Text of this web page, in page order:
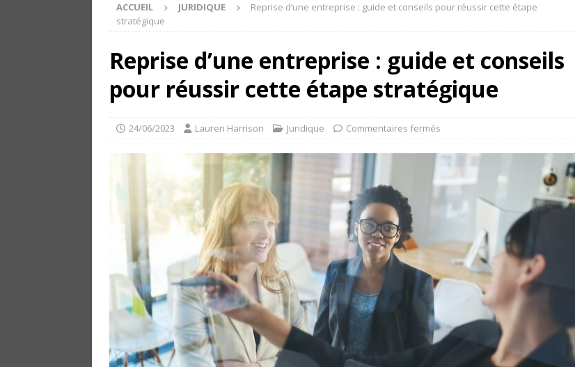
ACCUEIL JURIDIQUE
Reprise d’une entreprise : guide et conseils pour réussir cette étape
stratégique
Reprise d’une entreprise : guide et conseils
pour réussir cette étape stratégique
24/06/2023 Lauren Harrison Juridique Commentaires fermés